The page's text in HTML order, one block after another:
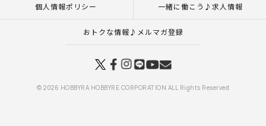
個人情報ポリシー 一緒に働こう♪求人情報
おトクな情報♪メルマガ登録
© 2026 HOBBYRA HOBBYRE CORPORATION ALL Rights Reserved